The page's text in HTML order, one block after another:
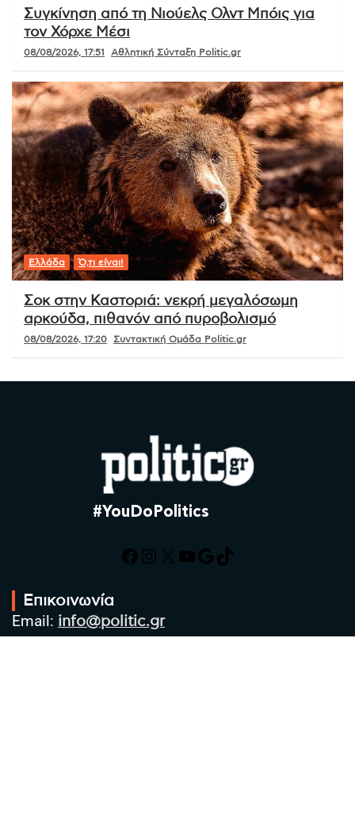
Συγκίνηση από τη Νιούελς Ολντ Μπόις για
τον Χόρχε Μέσι
08/08/2026, 17:51 Αθλητική Σύνταξη Politic.gr
Ελλάδα Ό,τι είναι!
Σοκ στην Καστοριά: νεκρή μεγαλόσωμη
αρκούδα, πιθανόν από πυροβολισμό
08/08/2026, 17:20 Συντακτική Ομάδα Politic.gr
#YouDoPolitics
Facebook
Instagram
X YouTube
Google
TikTok
Επικοινωνία
Email: info@politic.gr
Τηλ: